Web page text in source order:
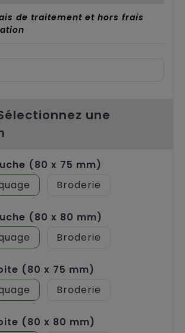
de traitement et hors frais
une
(80 x 75 mm)
Broderie
(80 x 80 mm)
Broderie
(80 x 75 mm)
Broderie
(80 x 80 mm)